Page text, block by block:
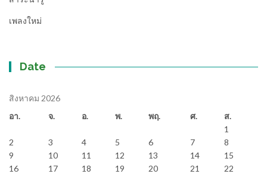
เพลงใหม่
Date
สิงหาคม 2026
อา.
จ. อ. พ. พฤ. ศ.
ส.
1
2
3 4 5 6 7
8
9
10 11 12 13 14
15
16
17 18 19 20 21
22